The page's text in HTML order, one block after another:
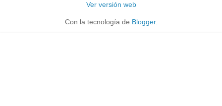
Ver versión web
Con la tecnología de Blogger.